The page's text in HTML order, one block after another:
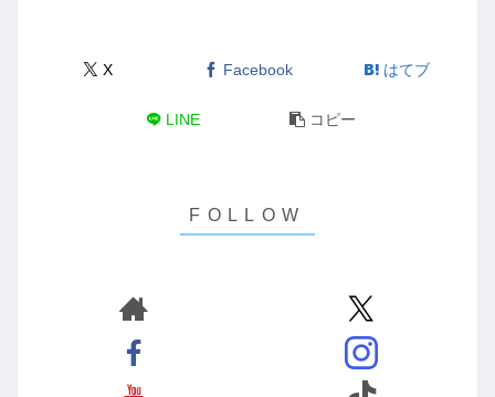
X Facebook はてブ
LINE コピー